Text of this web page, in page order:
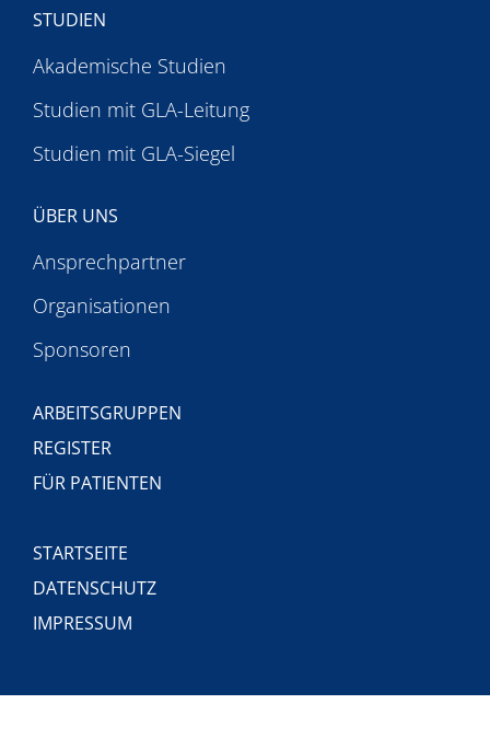
STUDIEN
Akademische Studien
Studien mit GLA-Leitung
Studien mit GLA-Siegel
ÜBER UNS
Ansprechpartner
Organisationen
Sponsoren
ARBEITSGRUPPEN
REGISTER
FÜR PATIENTEN
STARTSEITE
DATENSCHUTZ
IMPRESSUM